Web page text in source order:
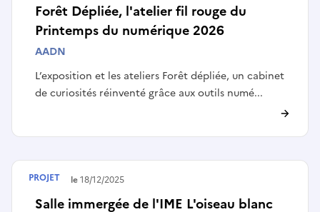
Forêt Dépliée, l'atelier fil rouge du
Printemps du numérique 2026
AADN
L’exposition et les ateliers Forêt dépliée, un cabinet
de curiosités réinventé grâce aux outils numé...
Salle immergée de l'IME L'oiseau blanc
Terminé le18/12/2025
PROJET